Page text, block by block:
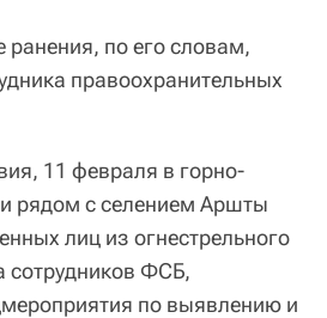
ранения, по его словам,
правоохранительных
11 февраля в горно-
рядом с селением Аршты
лиц из огнестрельного
сотрудников ФСБ,
по выявлению и